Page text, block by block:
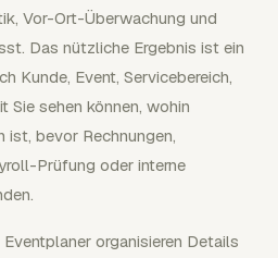
Vor-Ort-Überwachung und
Das nützliche Ergebnis ist ein
Kunde, Event, Servicebereich,
Sie sehen können, wohin
bevor Rechnungen,
Prüfung oder interne
organisieren Details